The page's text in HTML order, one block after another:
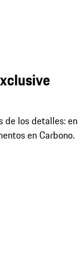
de los detalles: en
en Carbono.